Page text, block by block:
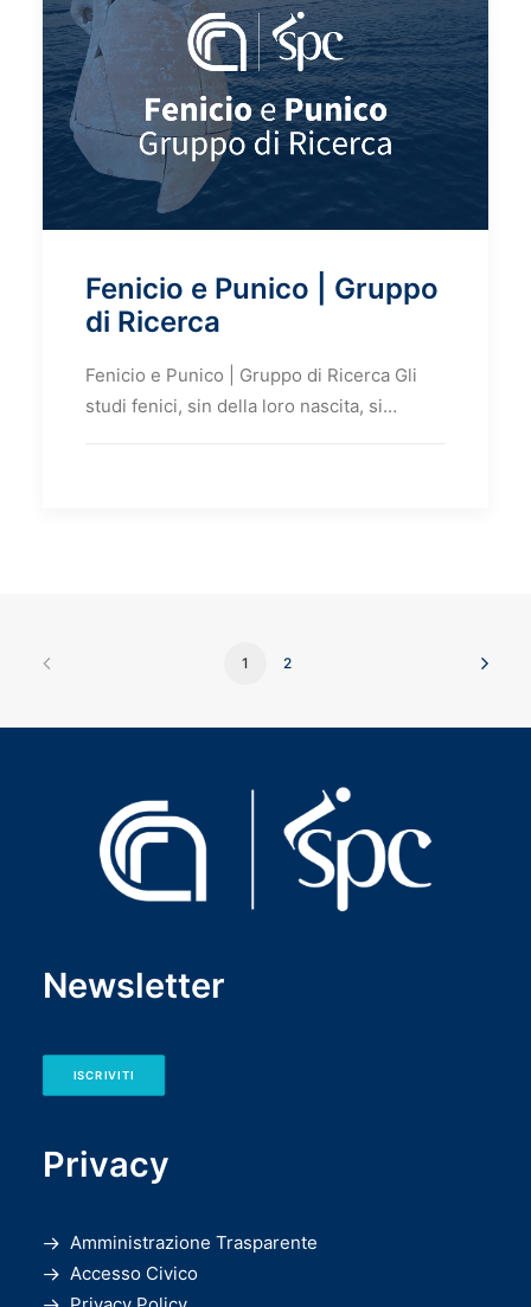
Fenicio e Punico | Gruppo
di Ricerca
Fenicio e Punico | Gruppo di Ricerca Gli
studi fenici, sin della loro nascita, si…
1 2
Newsletter
ISCRIVITI
Privacy
Amministrazione Trasparente
Accesso Civico